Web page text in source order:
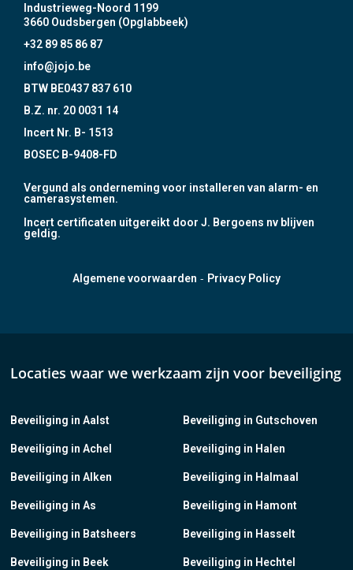
Industrieweg-Noord 1199
3660 Oudsbergen (Opglabbeek)
+32 89 85 86 87
info@jojo.be
BTW BE0437 837 610
B.Z. nr. 20 0031 14
Incert Nr. B- 1513
BOSEC B-9408-FD
Vergund als onderneming voor installeren van alarm- en
camerasystemen.
Incert certificaten uitgereikt door J. Bergoens nv blijven
geldig.
Algemene voorwaarden - Privacy Policy
Locaties waar we werkzaam zijn voor beveiliging
Beveiliging in Aalst
Beveiliging in Achel
Beveiliging in Alken
Beveiliging in As
Beveiliging in Batsheers
Beveiliging in Beek
Beveiliging in Gutschoven
Beveiliging in Halen
Beveiliging in Halmaal
Beveiliging in Hamont
Beveiliging in Hasselt
Beveiliging in Hechtel